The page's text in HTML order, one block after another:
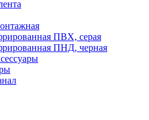
ПВХ, серая
ПНД, черная